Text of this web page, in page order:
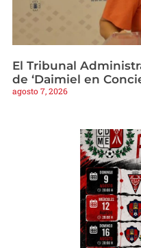
El Tribunal
de ‘Daimiel en
agosto 7, 2026